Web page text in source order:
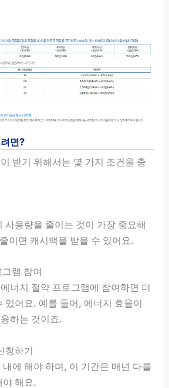
면?
받기 위해서는 몇 가지 조건을 충
사용량을 줄이는 것이 가장 중요해
이면 캐시백을 받을 수 있어요.
램 참여
너지 절약 프로그램에 참여하면 더
있어요. 예를 들어, 에너지 효율이
하는 것이죠.
청하기
에 해야 하며, 이 기간은 매년 다를
야 해요.